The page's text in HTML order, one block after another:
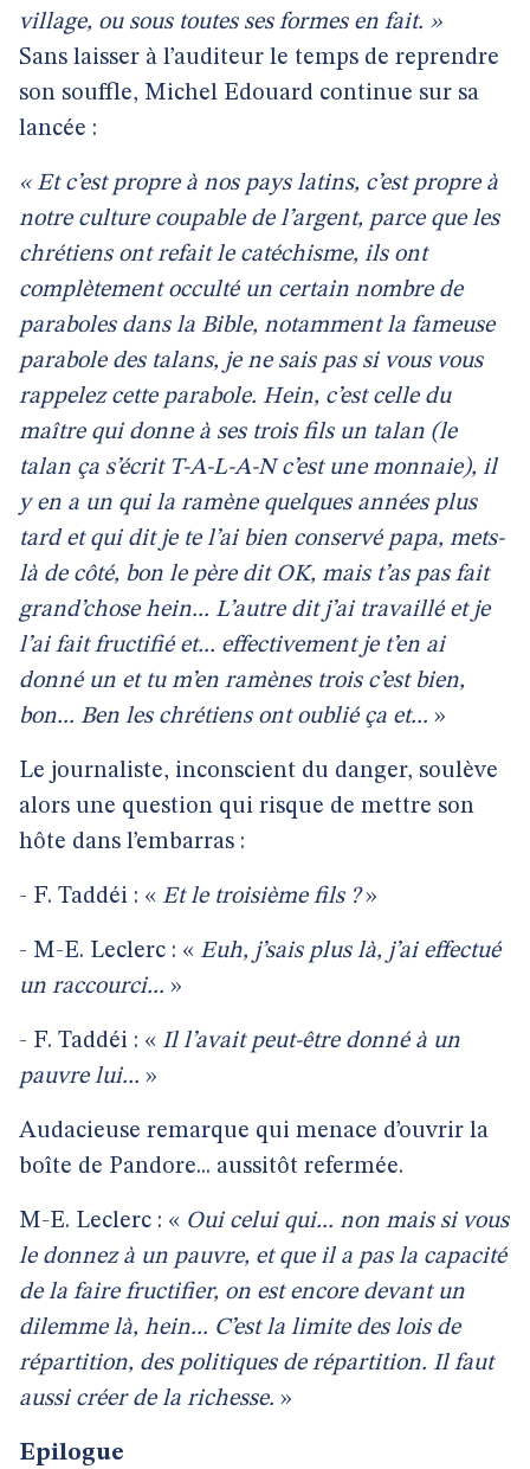
village, ou sous toutes ses formes en fait. »
Sans laisser à l’auditeur le temps de reprendre
son souffle, Michel Edouard continue sur sa
lancée :
« Et c’est propre à nos pays latins, c’est propre à
notre culture coupable de l’argent, parce que les
chrétiens ont refait le catéchisme, ils ont
complètement occulté un certain nombre de
paraboles dans la Bible, notamment la fameuse
parabole des talans, je ne sais pas si vous vous
rappelez cette parabole. Hein, c’est celle du
maître qui donne à ses trois fils un talan (le
talan ça s’écrit T-A-L-A-N c’est une monnaie), il
y en a un qui la ramène quelques années plus
tard et qui dit je te l’ai bien conservé papa, mets-
là de côté, bon le père dit OK, mais t’as pas fait
grand’chose hein... L’autre dit j’ai travaillé et je
l’ai fait fructifié et... effectivement je t’en ai
donné un et tu m’en ramènes trois c’est bien,
bon... Ben les chrétiens ont oublié ça et... »
Le journaliste, inconscient du danger, soulève
alors une question qui risque de mettre son
hôte dans l’embarras :
- F. Taddéi : « Et le troisième fils ?»
- M-E. Leclerc : « Euh, j’sais plus là, j’ai effectué
un raccourci... »
- F. Taddéi : « Il l’avait peut-être donné à un
pauvre lui... »
Audacieuse remarque qui menace d’ouvrir la
boîte de Pandore... aussitôt refermée.
M-E. Leclerc : « Oui celui qui... non mais si vous
le donnez à un pauvre, et que il a pas la capacité
de la faire fructifier, on est encore devant un
dilemme là, hein... C’est la limite des lois de
répartition, des politiques de répartition. Il faut
aussi créer de la richesse. »
Epilogue